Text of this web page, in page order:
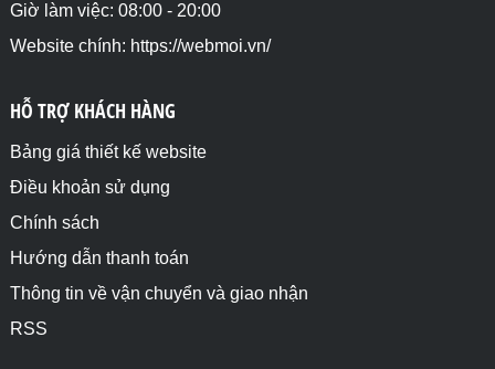
Giờ làm việc: 08:00 - 20:00
Website chính: https://webmoi.vn/
HỖ TRỢ KHÁCH HÀNG
Bảng giá thiết kế website
Điều khoản sử dụng
Chính sách
Hướng dẫn thanh toán
Thông tin về vận chuyển và giao nhận
RSS